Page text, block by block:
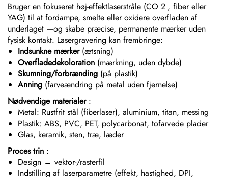
Bruger en fokuseret høj-effektlaserstråle (CO 2 , fiber eller
YAG) til at fordampe, smelte eller oxidere overfladen af
underlaget —og skabe præcise, permanente mærker uden
fysisk kontakt. Lasergravering kan frembringe:
Indsunkne mærker (ætsning)
Overfladedekoloration (mærkning, uden dybde)
Skumning/forbrænding (på plastik)
Anning (farveændring på metal uden fjernelse)
Nødvendige materialer :
Metal: Rustfrit stål (fiberlaser), aluminium, titan, messing
Plastik: ABS, PVC, PET, polycarbonat, tofarvede plader
Glas, keramik, sten, træ, læder
Proces trin :
Design → vektor-/rasterfil
Indstilling af laserparametre (effekt, hastighed, DPI,